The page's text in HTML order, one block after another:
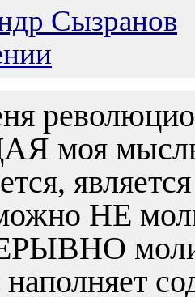
Сызранов
моя мысль,
НЕ
наполняет